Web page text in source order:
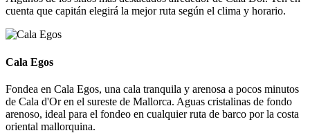
cuenta que capitán elegirá la mejor ruta según el clima y horario.
Cala Egos
Cala Egos
Fondea en Cala Egos, una cala tranquila y arenosa a pocos minutos
de Cala d'Or en el sureste de Mallorca. Aguas cristalinas de fondo
arenoso, ideal para el fondeo en cualquier ruta de barco por la costa
oriental mallorquina.